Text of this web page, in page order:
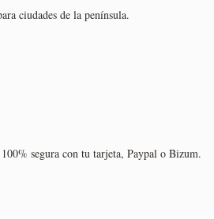
ciudades de la península.
segura con tu tarjeta, Paypal o Bizum.